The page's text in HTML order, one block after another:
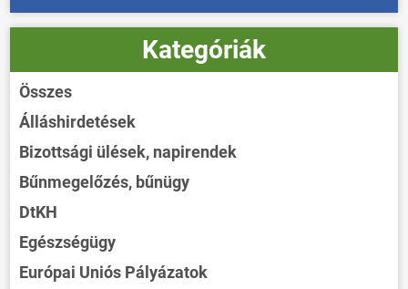
Kategóriák
Összes
Álláshirdetések
Bizottsági ülések, napirendek
Bűnmegelőzés, bűnügy
DtKH
Egészségügy
Európai Uniós Pályázatok